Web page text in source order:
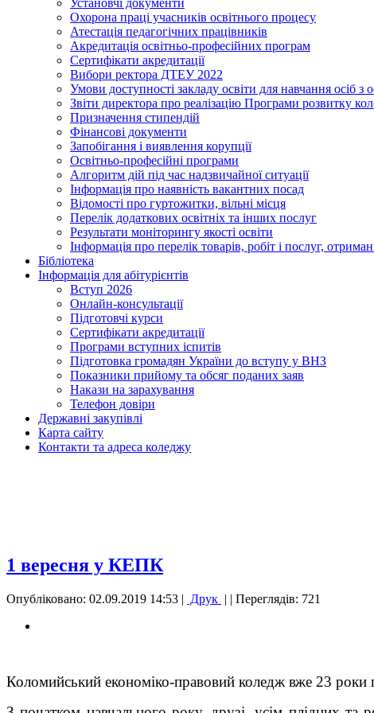
Установчі документи
Охорона праці учасників освітнього процесу
Атестація педагогічних працівників
Акредитація освітньо-професійних програм
Сертифікати акредитації
Вибори ректора ДТЕУ 2022
Умови доступності закладу освіти для навчання осіб
Звіти директора про реалізацію Програми розвитку
Призначення стипендій
Фінансові документи
Запобігання і виявлення корупції
Освітньо-професійні програми
Алгоритм дій під час надзвичайної ситуації
Інформація про наявність вакантних посад
Відомості про гуртожитки, вільні місця
Перелік додаткових освітніх та інших послуг
Результати моніторингу якості освіти
Інформація про перелік товарів, робіт і послуг,
Бібліотека
Інформація для абітурієнтів
Вступ 2026
Онлайн-консультації
Підготовчі курси
Сертифікати акредитації
Програми вступних іспитів
Підготовка громадян України до вступу у ВНЗ
Показники прийому та обсяг поданих заяв
Накази на зарахування
Телефон довіри
Державні закупівлі
Карта сайту
Контакти та адреса коледжу
1 вересня у КЕПК
Опубліковано: 02.09.2019 14:53 | Друк | | Переглядів: 721
Коломийський економіко-правовий коледж вже 23 роки